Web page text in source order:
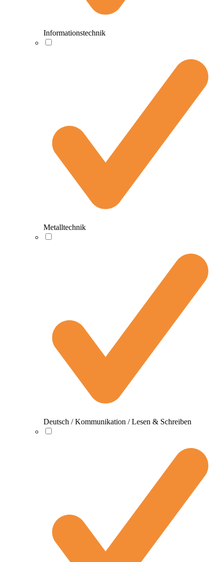
Informationstechnik
Metalltechnik
Deutsch / Kommunikation / Lesen & Schreiben